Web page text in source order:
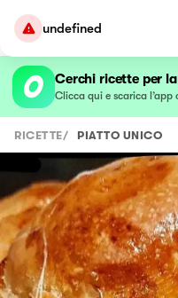
undefined
Cerchi ricette per
Clicca qui e scarica l’app
RICETTE/ PIATTO UNICO